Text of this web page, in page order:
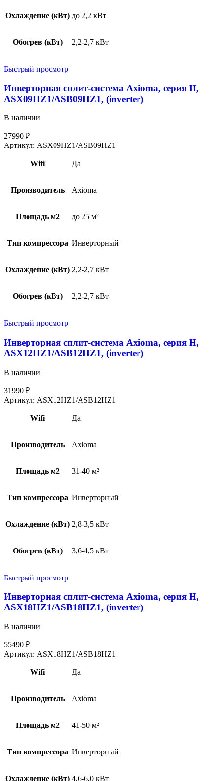
Охлаждение (кВт) до 2,2 кВт
Обогрев (кВт) 2,2-2,7 кВт
Быстрый просмотр
Инверторная сплит-система Axioma, серия H,
ASX09HZ1/ASB09HZ1, (inverter)
В наличии
27990 ₽
Артикул: ASX09HZ1/ASB09HZ1
Wifi Да
Производитель Axioma
Площадь м2 до 25 м²
Тип компрессора Инверторный
Охлаждение (кВт) 2,2-2,7 кВт
Обогрев (кВт) 2,2-2,7 кВт
Быстрый просмотр
Инверторная сплит-система Axioma, серия H,
ASX12HZ1/ASB12HZ1, (inverter)
В наличии
31990 ₽
Артикул: ASX12HZ1/ASB12HZ1
Wifi Да
Производитель Axioma
Площадь м2 31-40 м²
Тип компрессора Инверторный
Охлаждение (кВт) 2,8-3,5 кВт
Обогрев (кВт) 3,6-4,5 кВт
Быстрый просмотр
Инверторная сплит-система Axioma, серия H,
ASX18HZ1/ASB18HZ1, (inverter)
В наличии
55490 ₽
Артикул: ASX18HZ1/ASB18HZ1
Wifi Да
Производитель Axioma
Площадь м2 41-50 м²
Тип компрессора Инверторный
Охлаждение (кВт) 4,6-6,0 кВт